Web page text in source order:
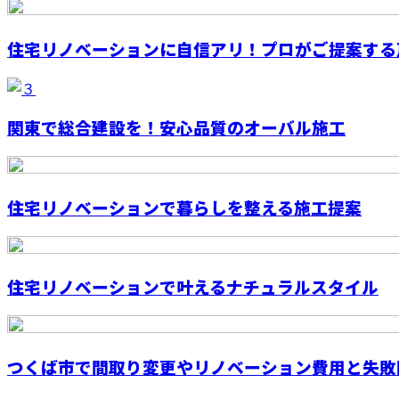
住宅リノベーションに自信アリ！プロがご提案す
関東で総合建設を！安心品質のオーバル施工
住宅リノベーションで暮らしを整える施工提案
住宅リノベーションで叶えるナチュラルスタイル
つくば市で間取り変更やリノベーション費用と失